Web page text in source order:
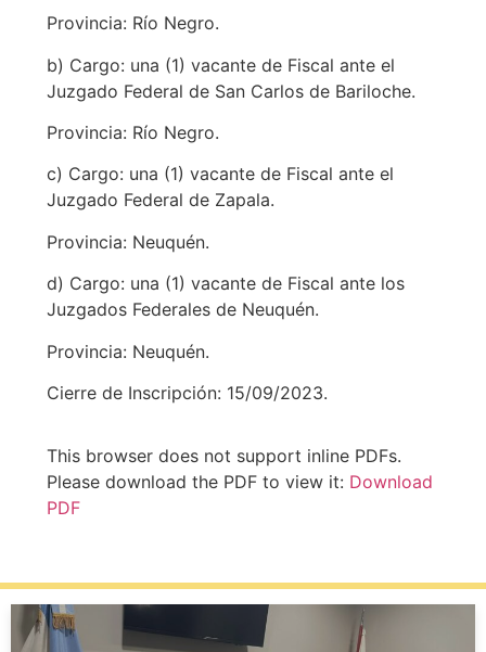
Provincia: Río Negro.
b) Cargo: una (1) vacante de Fiscal ante el
Juzgado Federal de San Carlos de Bariloche.
Provincia: Río Negro.
c) Cargo: una (1) vacante de Fiscal ante el
Juzgado Federal de Zapala.
Provincia: Neuquén.
d) Cargo: una (1) vacante de Fiscal ante los
Juzgados Federales de Neuquén.
Provincia: Neuquén.
Cierre de Inscripción: 15/09/2023.
This browser does not support inline PDFs.
Please download the PDF to view it: Download
PDF